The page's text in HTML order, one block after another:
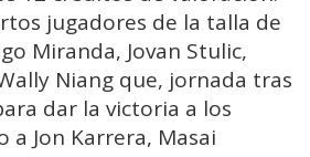
jugadores de la talla de
Miranda, Jovan Stulic,
Niang que, jornada tras
dar la victoria a los
a Jon Karrera, Masai